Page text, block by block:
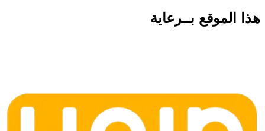
هذا الموقع بــرعاية